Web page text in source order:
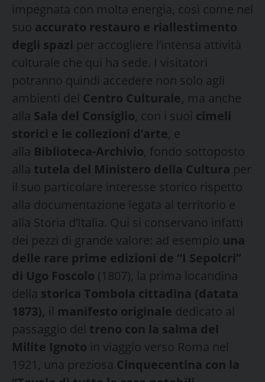
impegnata con molta energia, così come nel
suo accurato restauro e riallestimento
degli spazi per accogliere l’intensa attività
culturale che qui ha sede. I visitatori
potranno quindi accedere non solo agli
ambienti del Centro Culturale, ma anche
alla Sala del Consiglio, con i suoi cimeli
storici e le collezioni d’arte, e
alla Biblioteca-Archivio, fondo sottoposto
alla tutela del Ministero della Cultura per
il suo particolare interesse storico rispetto
alla documentazione legata al territorio e
alla Storia d’Italia. Qui si conservano infatti
dei pezzi di grande valore: ad esempio una
delle rare prime edizioni de “I Sepolcri”
di Ugo Foscolo (1807), la prima locandina
della storica Tombola cittadina (datata
1873), il manifesto originale dedicato al
passaggio del treno con la salma del
Milite Ignoto in viaggio verso Roma nel
1921, una preziosa Cinquecentina con la